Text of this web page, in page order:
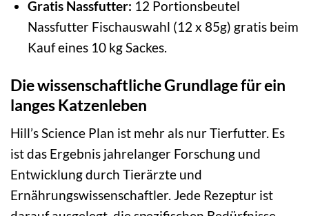
Gratis Nassfutter: 12 Portionsbeutel
Nassfutter Fischauswahl (12 x 85g) gratis beim
Kauf eines 10 kg Sackes.
Die wissenschaftliche Grundlage für ein
langes Katzenleben
Hill’s Science Plan ist mehr als nur Tierfutter. Es
ist das Ergebnis jahrelanger Forschung und
Entwicklung durch Tierärzte und
Ernährungswissenschaftler. Jede Rezeptur ist